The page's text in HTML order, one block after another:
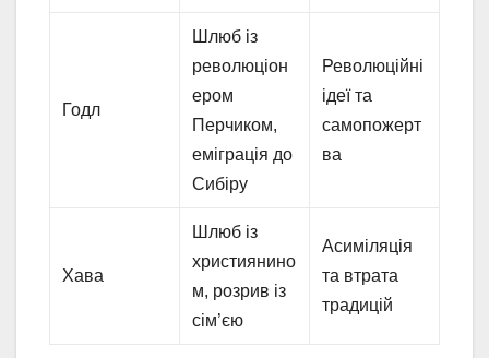
Годл
Шлюб із
революціон
ером
Перчиком,
еміграція до
Сибіру
Революційні
ідеї та
самопожерт
ва
Хава
Шлюб із
християнино
м, розрив із
сім’єю
Асиміляція
та втрата
традицій